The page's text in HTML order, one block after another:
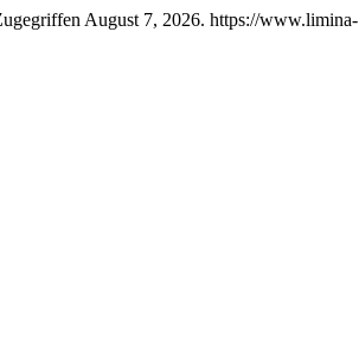
August 7, 2026. https://www.limina-